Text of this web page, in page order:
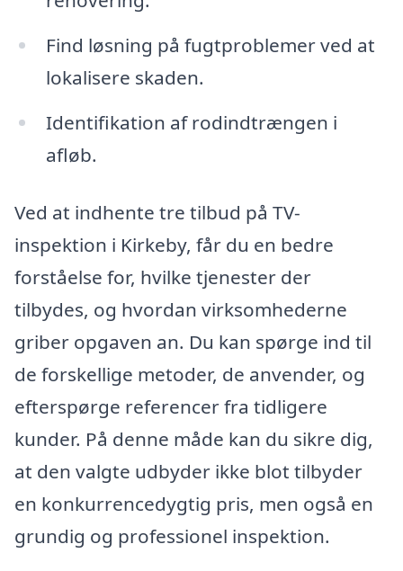
Find løsning på fugtproblemer ved at
lokalisere skaden.
Identifikation af rodindtrængen i
afløb.
Ved at indhente tre tilbud på TV-
inspektion i Kirkeby, får du en bedre
forståelse for, hvilke tjenester der
tilbydes, og hvordan virksomhederne
griber opgaven an. Du kan spørge ind til
de forskellige metoder, de anvender, og
efterspørge referencer fra tidligere
kunder. På denne måde kan du sikre dig,
at den valgte udbyder ikke blot tilbyder
en konkurrencedygtig pris, men også en
grundig og professionel inspektion.